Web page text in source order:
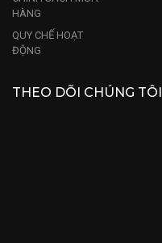
HÀNG
QUY CHẾ HOẠT
ĐỘNG
THEO DÕI CHÚNG TÔI